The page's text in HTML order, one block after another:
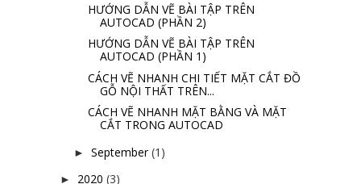
HƯỚNG DẪN VẼ BÀI TẬP TRÊN
AUTOCAD (PHẦN 2)
HƯỚNG DẪN VẼ BÀI TẬP TRÊN
AUTOCAD (PHẦN 1)
CÁCH VẼ NHANH CHI TIẾT MẶT CẮT ĐỒ
GỖ NỘI THẤT TRÊN...
CÁCH VẼ NHANH MẶT BẰNG VÀ MẶT
CẮT TRONG AUTOCAD
► September (1)
► 2020 (3)